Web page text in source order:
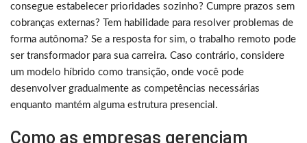
consegue estabelecer prioridades sozinho? Cumpre prazos sem
cobranças externas? Tem habilidade para resolver problemas de
forma autônoma? Se a resposta for sim, o trabalho remoto pode
ser transformador para sua carreira. Caso contrário, considere
um modelo híbrido como transição, onde você pode
desenvolver gradualmente as competências necessárias
enquanto mantém alguma estrutura presencial.
Como as empresas gerenciam